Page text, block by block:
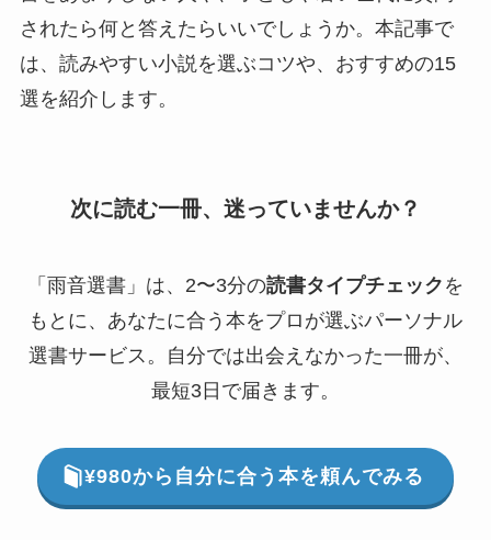
されたら何と答えたらいいでしょうか。本記事で
は、読みやすい小説を選ぶコツや、おすすめの15
選を紹介します。
次に読む一冊、迷っていませんか？
「雨音選書」は、2〜3分の読書タイプチェック を
もとに、あなたに合う本をプロが選ぶパーソナル
選書サービス。自分では出会えなかった一冊が、
最短3日で届きます。
¥980から自分に合う本を頼んでみる